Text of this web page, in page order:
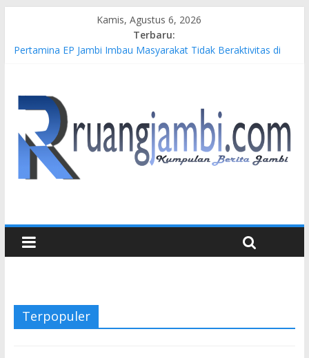
Kamis, Agustus 6, 2026
Terbaru:
Pertamina EP Jambi Imbau Masyarakat Tidak Beraktivitas di
Didampingi Pengacara Chris Januardi
Hj. Hesti Haris Dorong Lahirnya Wirausaha Muda Melalui
Pelatihan Batik Kontemporer PKW
Siap Dukung Kegiatan Hulu Migas, Kapolda Jambi Kunjungi
FSO 115
Gubernur Al Haris Buka Turnamen Tenis Antar Alumni
Terpopuler